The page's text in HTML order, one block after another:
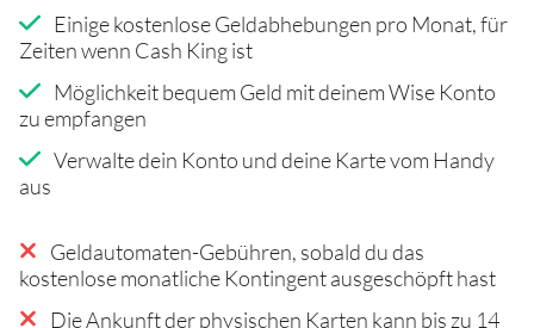
Einige kostenlose Geldabhebungen pro Monat, für
Zeiten wenn Cash King ist
Möglichkeit bequem Geld mit deinem Wise Konto
zu empfangen
Verwalte dein Konto und deine Karte vom Handy
aus
Geldautomaten-Gebühren, sobald du das
kostenlose monatliche Kontingent ausgeschöpft hast
Die Ankunft der physischen Karten kann bis zu 14